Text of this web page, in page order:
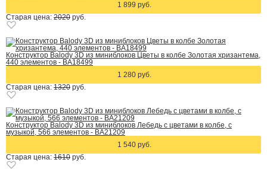
1 899 руб.
Старая цена: 2020 руб.
Конструктор Balody 3D из миниблоков Цветы в колбе Золотая хризантема,
440 элементов - BA18499
1 280 руб.
Старая цена: 1320 руб.
Конструктор Balody 3D из миниблоков Лебедь с цветами в колбе, с
музыкой, 566 элементов - BA21209
1 540 руб.
Старая цена: 1610 руб.